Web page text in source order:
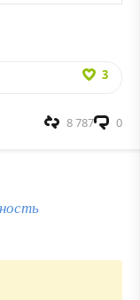
3
0
8 787